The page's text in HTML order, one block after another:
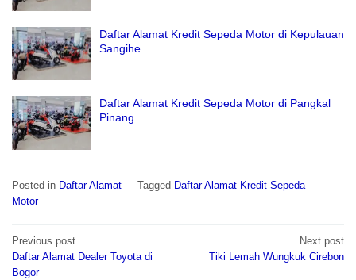
Daftar Alamat Kredit Sepeda Motor di Kepulauan
Sangihe
Daftar Alamat Kredit Sepeda Motor di Pangkal
Pinang
Posted in Daftar Alamat Tagged Daftar Alamat Kredit Sepeda
Motor
Post
navigation
Previous post
Daftar Alamat Dealer Toyota di
Bogor
Next post
Tiki Lemah Wungkuk Cirebon